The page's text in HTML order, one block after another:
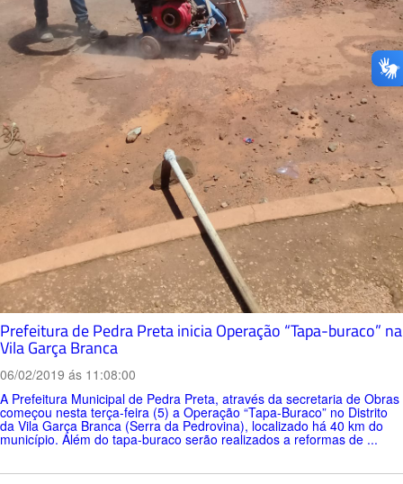
Prefeitura de Pedra Preta inicia Operação “Tapa-buraco” na
Vila Garça Branca
06/02/2019 ás 11:08:00
A Prefeitura Municipal de Pedra Preta, através da secretaria de Obras
começou nesta terça-feira (5) a Operação “Tapa-Buraco” no Distrito
da Vila Garça Branca (Serra da Pedrovina), localizado há 40 km do
município. Além do tapa-buraco serão realizados a reformas de ...